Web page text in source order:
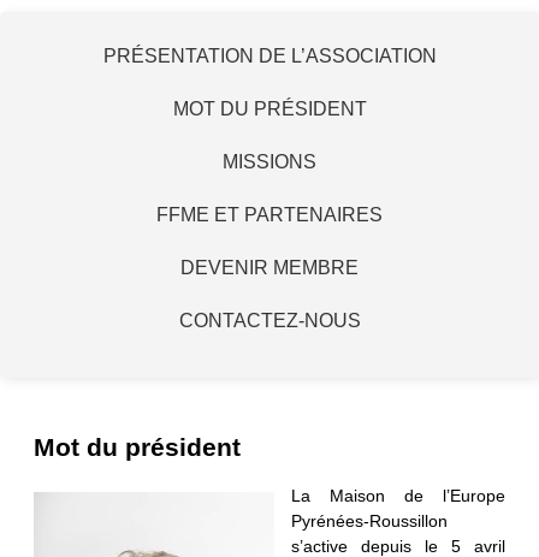
PRÉSENTATION DE L’ASSOCIATION
MOT DU PRÉSIDENT
MISSIONS
FFME ET PARTENAIRES
DEVENIR MEMBRE
CONTACTEZ-NOUS
Mot du président
La Maison de l’Europe
Pyrénées-Roussillon
s’active depuis le 5 avril